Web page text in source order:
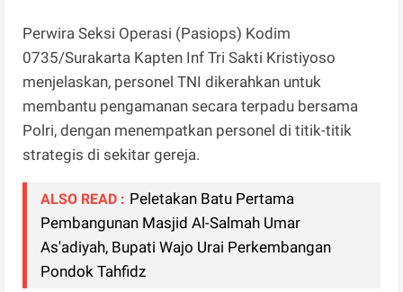
Perwira Seksi Operasi (Pasiops) Kodim
0735/Surakarta Kapten Inf Tri Sakti Kristiyoso
menjelaskan, personel TNI dikerahkan untuk
membantu pengamanan secara terpadu bersama
Polri, dengan menempatkan personel di titik-titik
strategis di sekitar gereja.
ALSO READ : Peletakan Batu Pertama
Pembangunan Masjid Al-Salmah Umar
As'adiyah, Bupati Wajo Urai Perkembangan
Pondok Tahfidz